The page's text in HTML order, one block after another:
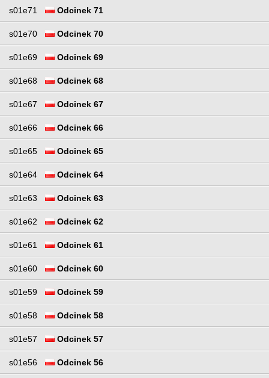
s01e71 Odcinek 71
s01e70 Odcinek 70
s01e69 Odcinek 69
s01e68 Odcinek 68
s01e67 Odcinek 67
s01e66 Odcinek 66
s01e65 Odcinek 65
s01e64 Odcinek 64
s01e63 Odcinek 63
s01e62 Odcinek 62
s01e61 Odcinek 61
s01e60 Odcinek 60
s01e59 Odcinek 59
s01e58 Odcinek 58
s01e57 Odcinek 57
s01e56 Odcinek 56